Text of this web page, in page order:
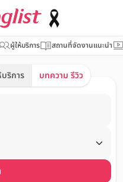
ผู้ให้บริการ สถานที่จัดงานแนะนำ
บริการ บทความ รีวิว